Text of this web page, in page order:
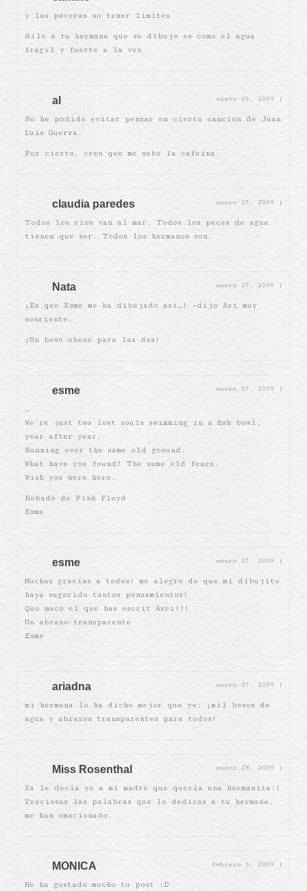
y las peceras no tener límites
dile a tu hermana que su dibujo es como el agua
frágil y fuerte a la vez
al enero 26, 2009 |
No he podido evitar pensar en cierta canción de Juan
Luis Guerra.
Por cierto, creo que me sube la cafeína.
claudia paredes enero 27, 2009 |
Todos los ríos van al mar. Todos los peces de agua
tienen que ser. Todos los hermanos son.
Nata enero 27, 2009 |
¡Es que Esme me ha dibujado así…! –dijo Ari muy
sonriente.
¡Un beso obeso para las dos!
esme enero 27, 2009 |
…
We’re just two lost souls swimming in a fish bowl,
year after year,
Running over the same old ground.
What have you found? The same old fears.
Wish you were here.
Robado de Pink Floyd
Esme
esme enero 27, 2009 |
Muchas gracias a todos! me alegro de que mi dibujito
haya sugerido tantos pensamientos!
Que maco el que has escrit Asri!!!
Un abrazo transparente
Esme
ariadna enero 27, 2009 |
mi hermana lo ha dicho mejor que yo: ¡mil besos de
agua y abrazos transparentes para todos!
Miss Rosenthal enero 28, 2009 |
Ya le decía yo a mi madre que quería una hermanita:(
Preciosas las palabras que le dedicas a tu hermana,
me han emocionado.
MONICA febrero 5, 2009 |
Me ha gustado mucho tu post :D